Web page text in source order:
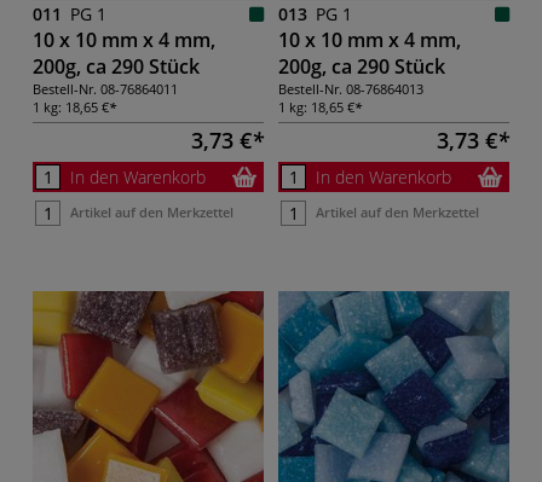
011 PG 1
10 x 10 mm x 4 mm,
200g, ca 290 Stück
Bestell-Nr. 08-76864011
1 kg: 18,65 €
3,73 €
In den Warenkorb
Artikel auf den Merkzettel
013 PG 1
10 x 10 mm x 4 mm,
200g, ca 290 Stück
Bestell-Nr. 08-76864013
1 kg: 18,65 €
3,73 €
In den Warenkorb
Artikel auf den Merkzettel